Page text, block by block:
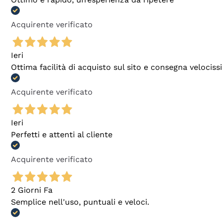
Acquirente verificato
Ieri
Ottima facilità di acquisto sul sito e consegna
Acquirente verificato
Ieri
Perfetti e attenti al cliente
Acquirente verificato
2 Giorni Fa
Semplice nell'uso, puntuali e veloci.